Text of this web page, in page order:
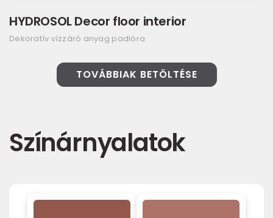
HYDROSOL Decor floor interior
Dekoratív vízzáró anyag padlóra
TOVÁBBIAK BETÖLTÉSE
Színárnyalatok